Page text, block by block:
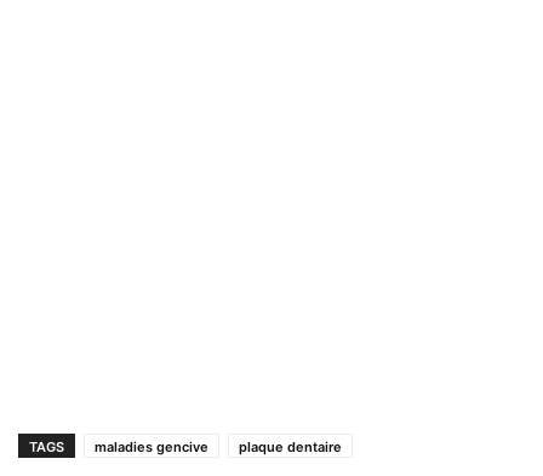
TAGS maladies gencive plaque dentaire